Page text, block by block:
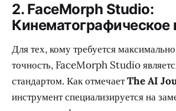
2. FaceMorph Studio:
Кинематографическое
Для тех, кому требуется
точность, FaceMorph Studio
стандартом. Как отмечаетThe AI
инструмент специализируется на